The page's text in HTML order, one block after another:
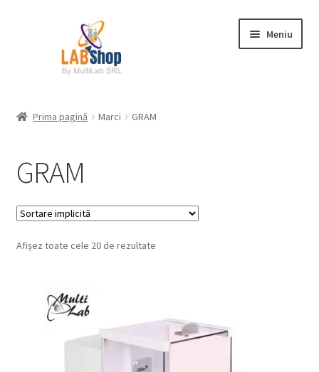
Meniu
Coș
Plată
Request a Quote
Service
Prima pagină Marci GRAM
GRAM
Afișez toate cele 20 de rezultate